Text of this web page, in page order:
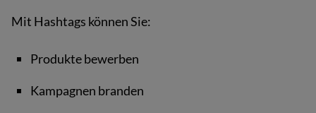
Mit Hashtags können Sie:
Produkte bewerben
Kampagnen branden